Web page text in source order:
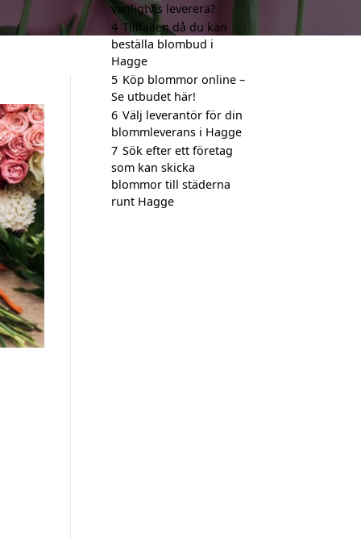
vanligtvis leverera?
4 Tillfällen då du kan
beställa blombud i
Hagge
5 Köp blommor online –
Se utbudet här!
6 Välj leverantör för din
blommleverans i Hagge
7 Sök efter ett företag
som kan skicka
blommor till städerna
runt Hagge